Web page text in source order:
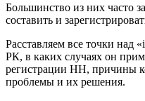
Большинство из них часто
составить и
Расставляем все точки над
РК, в каких случаях он
регистрации НН, причины
проблемы и их решения.